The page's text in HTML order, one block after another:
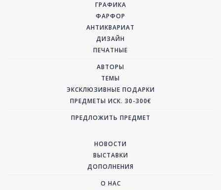
ГРАФИКА
ФАРФОР
АНТИКВАРИАТ
ДИЗАЙН
ПЕЧАТНЫЕ
АВТОРЫ
ТЕМЫ
ЭКСКЛЮЗИВНЫЕ ПОДАРКИ
ПРЕДМЕТЫ ИСК. 30-300€
ПРЕДЛОЖИТЬ ПРЕДМЕТ
НОВОСТИ
ВЫСТАВКИ
ДОПОЛНЕНИЯ
О НАС